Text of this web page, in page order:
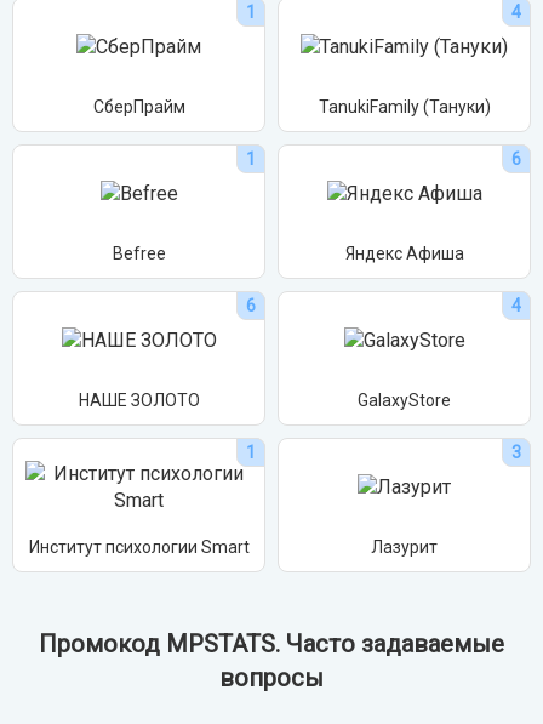
1
СберПрайм
4
TanukiFamily (Тануки)
1
Befree
6
Яндекс Афиша
6
НАШЕ ЗОЛОТО
4
GalaxyStore
1
Институт психологии Smart
3
Лазурит
Промокод MPSTATS. Часто задаваемые
вопросы